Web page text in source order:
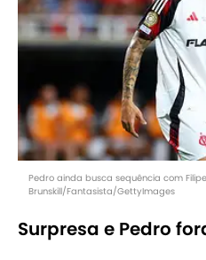
Pedro ainda busca sequência com
Brunskill/Fantasista/GettyImages
Surpresa e Pedro